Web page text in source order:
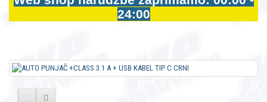
24:00